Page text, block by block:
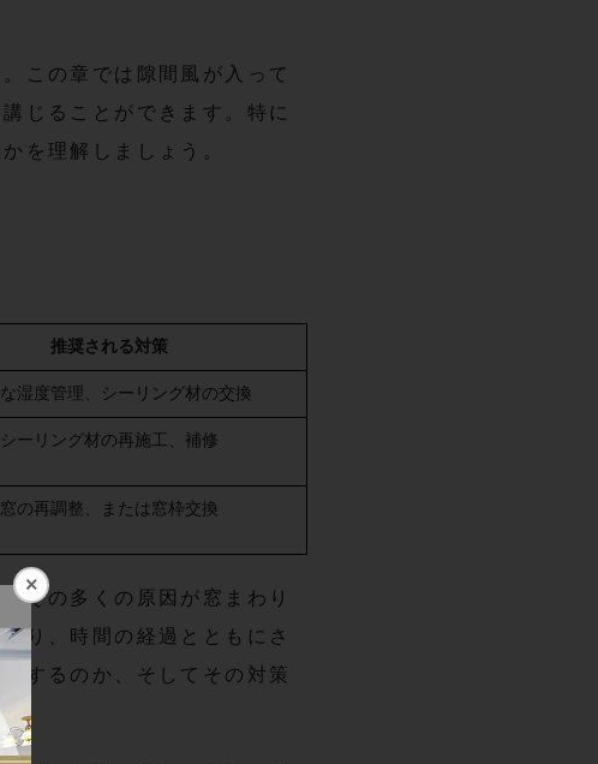
この章では隙間風が入って
じることができます。特に
を理解しましょう。
推奨される対策
湿度管理、シーリング材の交換
シーリング材の再施工、補修
窓の再調整、または窓枠交換
その多くの原因が窓まわり
り、時間の経過とともにさ
するのか、そしてその対策
×